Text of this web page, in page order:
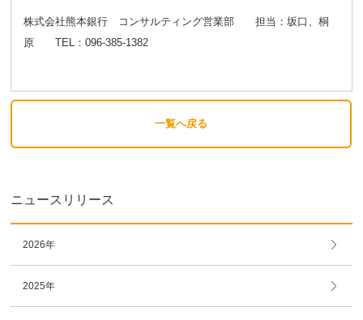
株式会社熊本銀行 コンサルティング営業部 担当：坂口、桐
原 TEL：096-385-1382
一覧へ戻る
ニュースリリース
2026年
2025年